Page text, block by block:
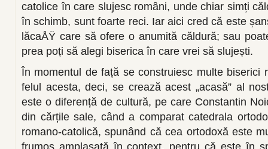
catolice în care slujesc români, unde chiar simți
în schimb, sunt foarte reci. Iar aici cred că este
lăcaÅŸ care să ofere o anumită căldură; sau
prea poți să alegi biserica în care vrei să slujești.
În momentul de față se construiesc multe biserici
felul acesta, deci, se crează acest „acasă” al
este o diferență de cultură, pe care Constantin
din cărțile sale, când a comparat catedrala
romano-catolică, spunând că cea ortodoxă este
frumos amplasată în context, pentru că este în